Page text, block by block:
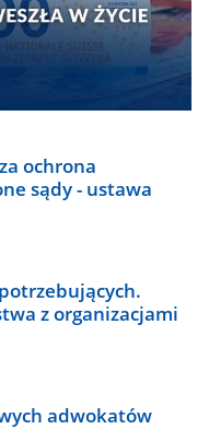
ochrona
sądy - ustawa
z organizacjami
adwokatów